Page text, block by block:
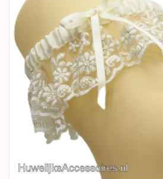
Geboorte, Doop en
Communie
SALE